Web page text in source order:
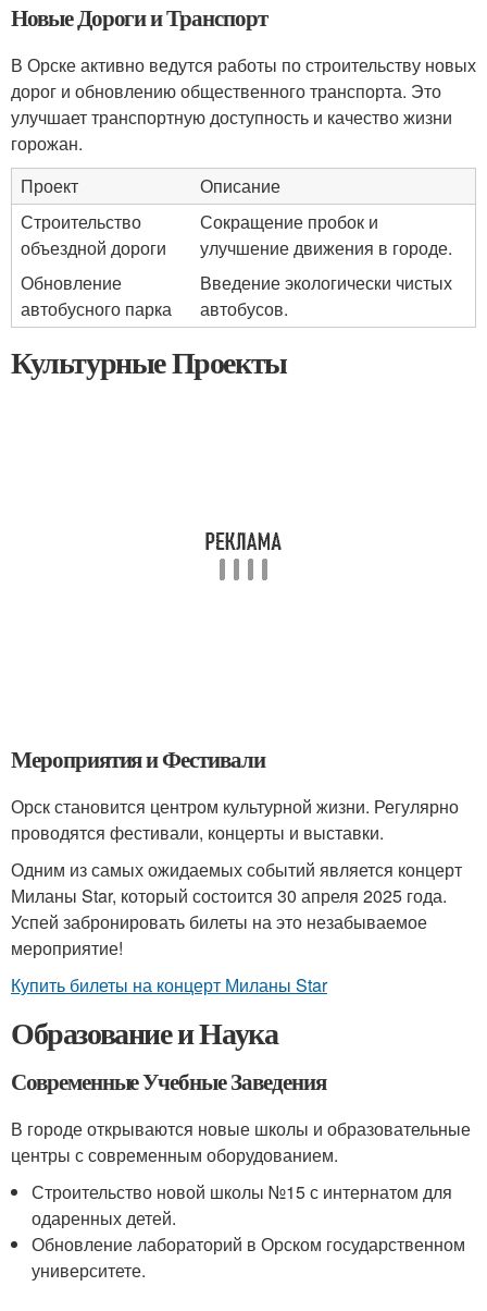
Новые Дороги и Транспорт
В Орске активно ведутся работы по строительству новых
дорог и обновлению общественного транспорта. Это
улучшает транспортную доступность и качество жизни
горожан.
Проект
Описание
Строительство
объездной дороги
Сокращение пробок и
улучшение движения в городе.
Обновление
автобусного парка
Введение экологически чистых
автобусов.
Культурные Проекты
Мероприятия и Фестивали
Орск становится центром культурной жизни. Регулярно
проводятся фестивали, концерты и выставки.
Одним из самых ожидаемых событий является концерт
Миланы Star, который состоится 30 апреля 2025 года.
Успей забронировать билеты на это незабываемое
мероприятие!
Купить билеты на концерт Миланы Star
Образование и Наука
Современные Учебные Заведения
В городе открываются новые школы и образовательные
центры с современным оборудованием.
Строительство новой школы №15 с интернатом для
одаренных детей.
Обновление лабораторий в Орском государственном
университете.